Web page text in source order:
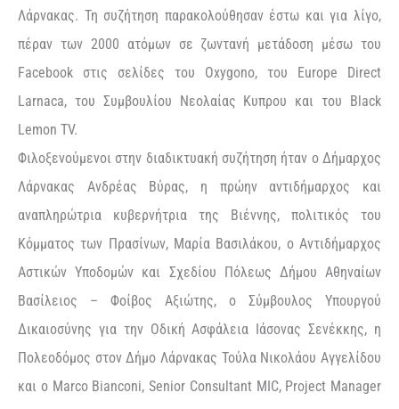
Λάρνακας. Τη συζήτηση παρακολούθησαν έστω και για λίγο,
πέραν των 2000 ατόμων σε ζωντανή µετάδοση µέσω του
Facebook στις σελίδες του Oxygono, του Europe Direct
Larnaca, του Συµβουλίου Νεολαίας Κυπρου και του Βlack
Lemon TV.
Φιλοξενούμενοι στην διαδικτυακή συζήτηση ήταν ο Δήμαρχος
Λάρνακας Ανδρέας Βύρας, η πρώην αντιδήμαρχος και
αναπληρώτρια κυβερνήτρια της Βιέννης, πολιτικός του
Κόμματος των Πρασίνων, Μαρία Bασιλάκου, ο Αντιδήμαρχος
Αστικών Υποδομών και Σχεδίου Πόλεως Δήμου Αθηναίων
Βασίλειος – Φοίβος Αξιώτης, ο Σύμβουλος Υπουργού
Δικαιοσύνης για την Οδική Ασφάλεια Ιάσονας Σενέκκης, η
Πολεοδόμος στον Δήμο Λάρνακας Τούλα Νικολάου Αγγελίδου
και ο Marco Bianconi, Senior Consultant MIC, Project Manager